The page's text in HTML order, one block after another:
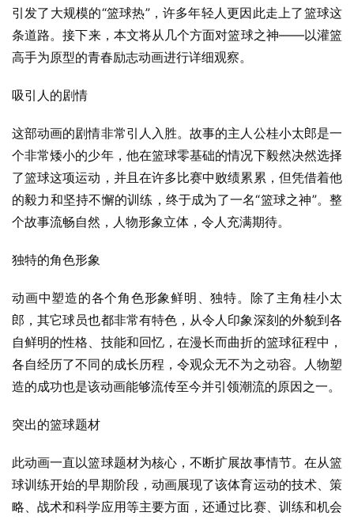
引发了大规模的“篮球热”，许多年轻人更因此走上了篮球这
条道路。接下来，本文将从几个方面对篮球之神——以灌篮
高手为原型的青春励志动画进行详细观察。
吸引人的剧情
这部动画的剧情非常引人入胜。故事的主人公桂小太郎是一
个非常矮小的少年，他在篮球零基础的情况下毅然决然选择
了篮球这项运动，并且在许多比赛中败绩累累，但凭借着他
的毅力和坚持不懈的训练，终于成为了一名“篮球之神”。整
个故事流畅自然，人物形象立体，令人充满期待。
独特的角色形象
动画中塑造的各个角色形象鲜明、独特。除了主角桂小太
郎，其它球员也都非常有特色，从令人印象深刻的外貌到各
自鲜明的性格、技能和回忆，在漫长而曲折的篮球征程中，
各自经历了不同的成长历程，令观众无不为之动容。人物塑
造的成功也是该动画能够流传至今并引领潮流的原因之一。
突出的篮球题材
此动画一直以篮球题材为核心，不断扩展故事情节。在从篮
球训练开始的早期阶段，动画展现了该体育运动的技术、策
略、战术和科学应用等主要方面，还通过比赛、训练和机会